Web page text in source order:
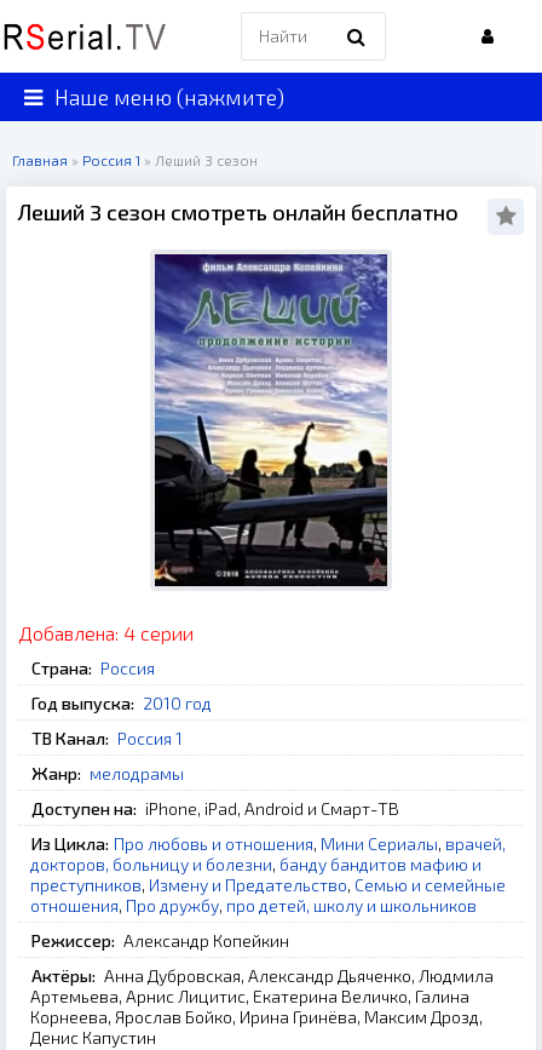
Наше меню (нажмите)
Главная » Россия 1 » Леший 3 сезон
Леший 3 сезон смотреть онлайн бесплатно
Добавлена: 4 серии
Страна: Россия
Год выпуска: 2010 год
ТВ Канал: Россия 1
Жанр: мелодрамы
Доступен на: iPhone, iPad, Android и Смарт-ТВ
Из Цикла: Про любовь и отношения, Мини Сериалы, врачей,
докторов, больницу и болезни, банду бандитов мафию и
преступников, Измену и Предательство, Семью и семейные
отношения, Про дружбу, про детей, школу и школьников
Режиссер: Александр Копейкин
Актёры: Анна Дубровская, Александр Дьяченко, Людмила
Артемьева, Арнис Лицитис, Екатерина Величко, Галина
Корнеева, Ярослав Бойко, Ирина Гринёва, Максим Дрозд,
Денис Капустин